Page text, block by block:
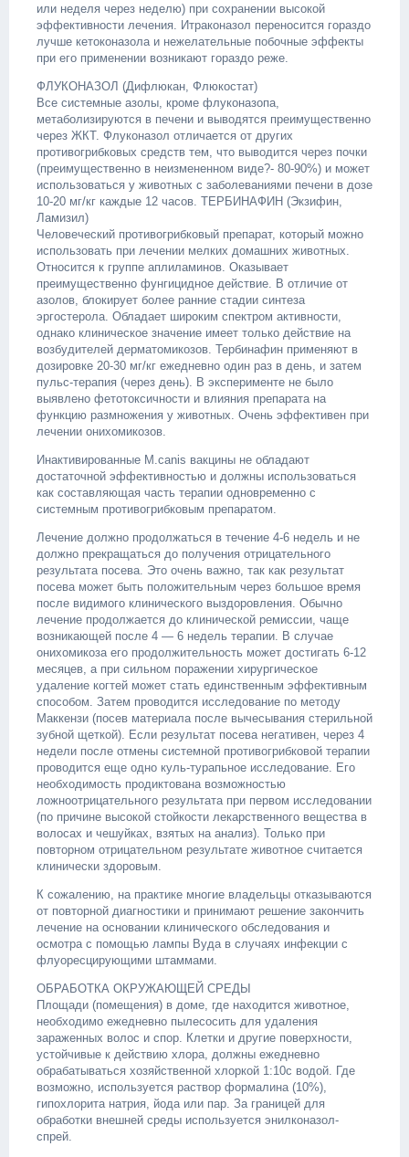
или неделя через неделю) при сохранении высокой
эффективности лечения. Итраконазол переносится гораздо
лучше кетоконазола и нежелательные побочные эффекты
при его применении возникают гораздо реже.
ФЛУКОНАЗОЛ (Дифлюкан, Флюкостат)
Все системные азолы, кроме флуконазопа,
метаболизируются в печени и выводятся преимущественно
через ЖКТ. Флуконазол отличается от других
противогрибковых средств тем, что выводится через почки
(преимущественно в неизмененном виде?- 80-90%) и может
использоваться у животных с заболеваниями печени в дозе
10-20 мг/кг каждые 12 часов. ТЕРБИНАФИН (Экзифин,
Ламизил)
Человеческий противогрибковый препарат, который можно
использовать при лечении мелких домашних животных.
Относится к группе аплиламинов. Оказывает
преимущественно фунгицидное действие. В отличие от
азолов, блокирует более ранние стадии синтеза
эргостерола. Обладает широким спектром активности,
однако клиническое значение имеет только действие на
возбудителей дерматомикозов. Тербинафин применяют в
дозировке 20-30 мг/кг ежедневно один раз в день, и затем
пульс-терапия (через день). В эксперименте не было
выявлено фетотоксичности и влияния препарата на
функцию размножения у животных. Очень эффективен при
лечении онихомикозов.
Инактивированные M.canis вакцины не обладают
достаточной эффективностью и должны использоваться
как составляющая часть терапии одновременно с
системным противогрибковым препаратом.
Лечение должно продолжаться в течение 4-6 недель и не
должно прекращаться до получения отрицательного
результата посева. Это очень важно, так как результат
посева может быть положительным через большое время
после видимого клинического выздоровления. Обычно
лечение продолжается до клинической ремиссии, чаще
возникающей после 4 — 6 недель терапии. В случае
онихомикоза его продолжительность может достигать 6-12
месяцев, а при сильном поражении хирургическое
удаление когтей может стать единственным эффективным
способом. Затем проводится исследование по методу
Маккензи (посев материала после вычесывания стерильной
зубной щеткой). Если результат посева негативен, через 4
недели после отмены системной противогрибковой терапии
проводится еще одно куль-турапьное исследование. Его
необходимость продиктована возможностью
ложноотрицательного результата при первом исследовании
(по причине высокой стойкости лекарственного вещества в
волосах и чешуйках, взятых на анализ). Только при
повторном отрицательном результате животное считается
клинически здоровым.
К сожалению, на практике многие владельцы отказываются
от повторной диагностики и принимают решение закончить
лечение на основании клинического обследования и
осмотра с помощью лампы Вуда в случаях инфекции с
флуоресцирующими штаммами.
ОБРАБОТКА ОКРУЖАЮЩЕЙ СРЕДЫ
Площади (помещения) в доме, где находится животное,
необходимо ежедневно пылесосить для удаления
зараженных волос и спор. Клетки и другие поверхности,
устойчивые к действию хлора, должны ежедневно
обрабатываться хозяйственной хлоркой 1:10с водой. Где
возможно, используется раствор формалина (10%),
гипохлорита натрия, йода или пар. За границей для
обработки внешней среды используется энилконазол-
спрей.